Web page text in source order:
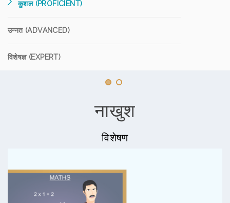
कुशल (PROFICIENT)
उन्नत (ADVANCED)
विशेषज्ञ (EXPERT)
नाखुश
विशेषण